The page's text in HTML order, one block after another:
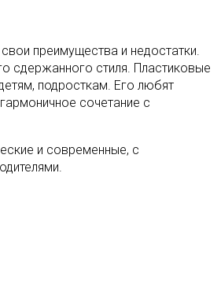
преимущества и недостатки.
сдержанного стиля. Пластиковые
подросткам. Его любят
сочетание с
и современные, с